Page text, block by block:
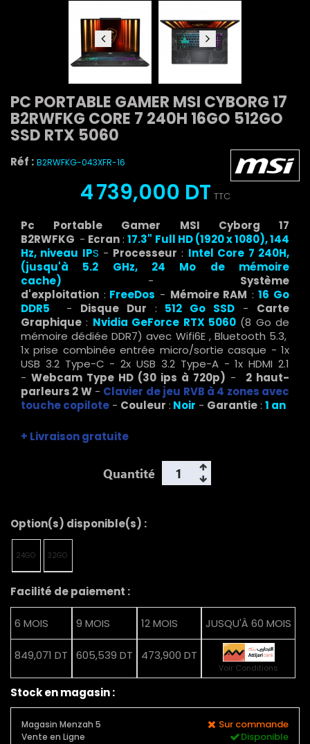
PC PORTABLE GAMER MSI CYBORG 17
B2RWFKG CORE 7 240H 16GO 512GO
SSD RTX 5060
Réf : B2RWFKG-043XFR-16
4 739,000 DT TTC
Pc Portable Gamer MSI Cyborg 17
B2RWFKG - Ecran:17.3" Full HD (1920 x 1080), 144
Hz, niveau IPS - Processeur : Intel Core 7 240H,
(jusqu'à 5.2 GHz, 24 Mo de mémoire
cache) - Système
d'exploitation : FreeDos - Mémoire RAM :16 Go
DDR5 - Disque Dur : 512 Go SSD - Carte
Graphique : Nvidia GeForce RTX 5060(8 Go de
mémoire dédiée DDR7) avec Wifi6E , Bluetooth 5.3,
1x prise combinée entrée micro/sortie casque - 1x
USB 3.2 Type-C - 2x USB 3.2 Type-A - 1x HDMI 2.1
- Webcam Type HD (30 ips à 720p) - 2 haut-
parleurs 2 W- Clavier de jeu RVB à 4 zones avec
touche copilote - Couleur : Noir - Garantie: 1 an
+ Livraison gratuite
Quantité
Option(s) disponible(s) :
24GO 32GO
Facilité de paiement :
6 MOIS
849,071 DT
9 MOIS
605,539 DT
12 MOIS
473,900 DT
JUSQU'À 60 MOIS
Voir Conditions
Stock en magasin :
Magasin Menzah 5 Sur commande
Vente en Ligne Disponible